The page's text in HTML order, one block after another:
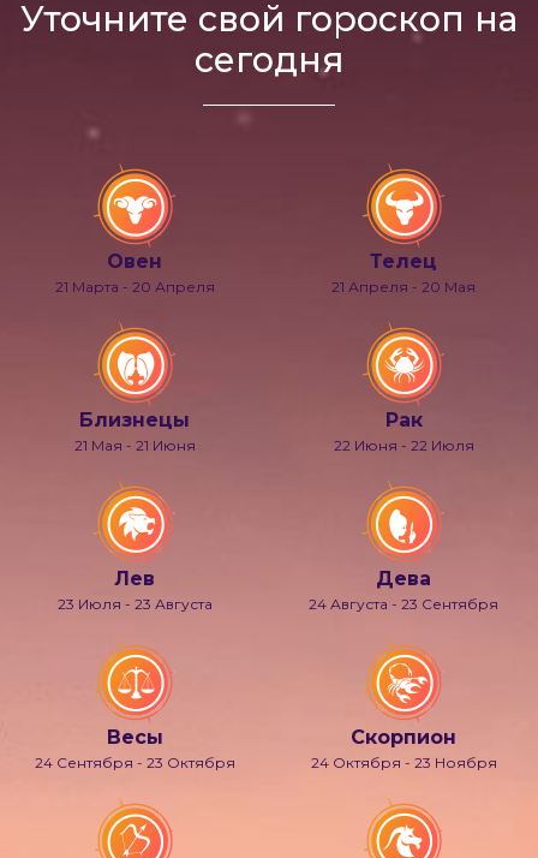
Уточните свой гороскоп на
сегодня
Овен
21 Марта - 20 Апреля
Телец
21 Апреля - 20 Мая
Близнецы
21 Мая - 21 Июня
Рак
22 Июня - 22 Июля
Лев
23 Июля - 23 Августа
Дева
24 Августа - 23 Сентября
Весы
24 Сентября - 23 Октября
Скорпион
24 Октября - 23 Ноября